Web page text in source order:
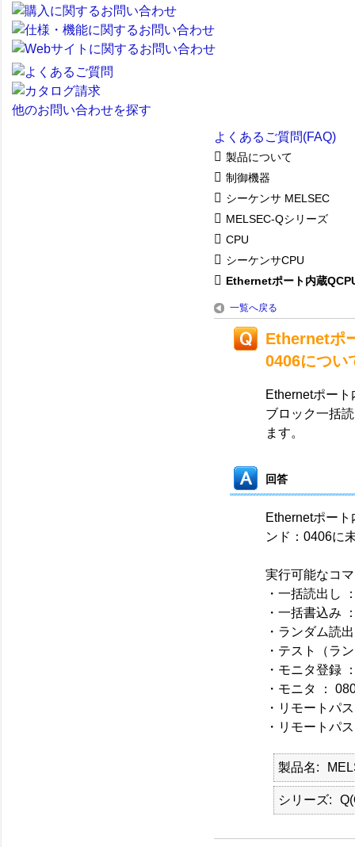
他のお問い合わせを探す
よくあるご質問(FAQ)
製品について
制御機器
シーケンサ MELSEC
MELSEC-Qシリーズ
CPU
シーケンサCPU
Ethernetポート内蔵
一覧へ戻る
Ethernetポ
0406につい
Ethernetポー
ブロック一括
ます。
回答
Ethernetポー
ンド：0406に
実行可能なコ
・一括読出し
・一括書込み
・ランダム読
・テスト（ラ
・モニタ登録
・モニタ ：
・リモートパ
・リモートパ
製品名
シリーズ